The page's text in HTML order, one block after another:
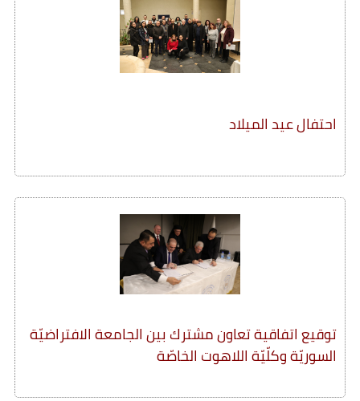
احتفال عيد الميلاد
توقيع اتفاقية تعاون مشترك بين الجامعة الافتراضيّة
السوريّة وكلّيّة اللاهوت الخاصّة